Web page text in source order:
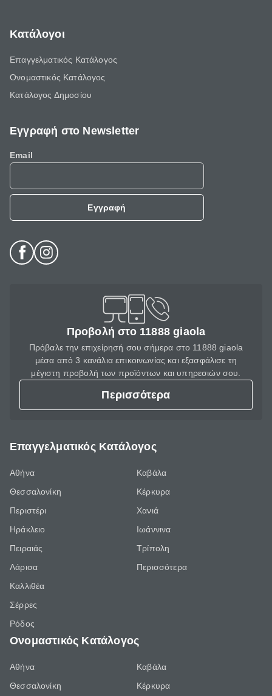
Κατάλογοι
Επαγγελματικός Κατάλογος
Ονομαστικός Κατάλογος
Κατάλογος Δημοσίου
Εγγραφή στο Newsletter
Email
Εγγραφή
Προβολή στο 11888 giaola
Πρόβαλε την επιχείρησή σου σήμερα στο 11888 giaola
μέσα από 3 κανάλια επικοινωνίας και εξασφάλισε τη
μέγιστη προβολή των προϊόντων και υπηρεσιών σου.
Περισσότερα
Επαγγελματικός Κατάλογος
Αθήνα
Θεσσαλονίκη
Περιστέρι
Ηράκλειο
Πειραιάς
Λάρισα
Καλλιθέα
Σέρρες
Ρόδος
Καβάλα
Κέρκυρα
Χανιά
Ιωάννινα
Τρίπολη
Περισσότερα
Ονομαστικός Κατάλογος
Αθήνα
Θεσσαλονίκη
Καβάλα
Κέρκυρα